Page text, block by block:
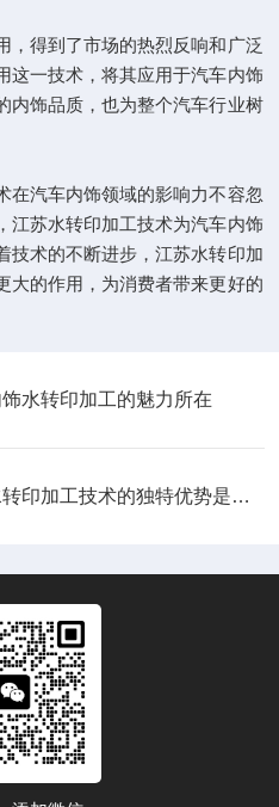
，得到了市场的热烈反响和广泛
这一技术，将其应用于汽车内饰
内饰品质，也为整个汽车行业树
在汽车内饰领域的影响力不容忽
江苏水转印加工技术为汽车内饰
技术的不断进步，江苏水转印加
大的作用，为消费者带来更好的
水转印加工的魅力所在
江苏汽车内饰水转印加工技术的独特优势是什么?